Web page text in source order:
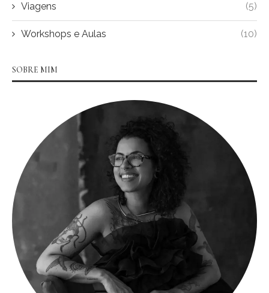
Viagens (5)
Workshops e Aulas (10)
SOBRE MIM